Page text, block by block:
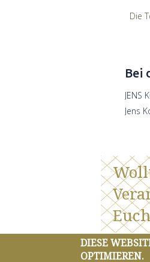
DIESE
OPTIMIEREN.
Die
Bei
JENS
Jens